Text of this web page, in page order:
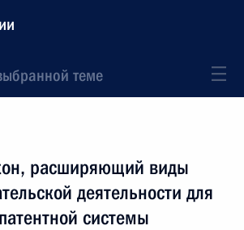
теме
расширяющий виды
деятельности для
системы